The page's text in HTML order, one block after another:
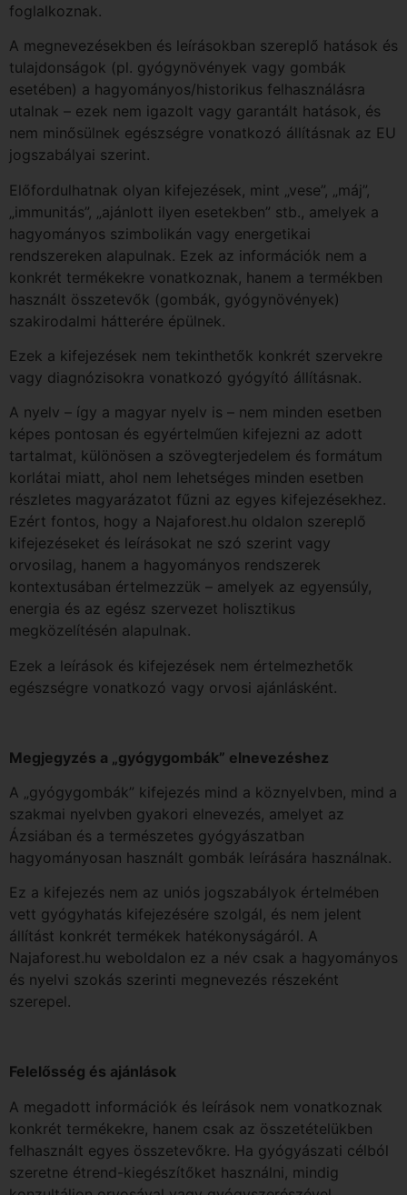
foglalkoznak.
A megnevezésekben és leírásokban szereplő hatások és
tulajdonságok (pl. gyógynövények vagy gombák
esetében) a hagyományos/historikus felhasználásra
utalnak – ezek nem igazolt vagy garantált hatások, és
nem minősülnek egészségre vonatkozó állításnak az EU
jogszabályai szerint.
Előfordulhatnak olyan kifejezések, mint „vese”, „máj”,
„immunitás”, „ajánlott ilyen esetekben” stb., amelyek a
hagyományos szimbolikán vagy energetikai
rendszereken alapulnak. Ezek az információk nem a
konkrét termékekre vonatkoznak, hanem a termékben
használt összetevők (gombák, gyógynövények)
szakirodalmi hátterére épülnek.
Ezek a kifejezések nem tekinthetők konkrét szervekre
vagy diagnózisokra vonatkozó gyógyító állításnak.
A nyelv – így a magyar nyelv is – nem minden esetben
képes pontosan és egyértelműen kifejezni az adott
tartalmat, különösen a szövegterjedelem és formátum
korlátai miatt, ahol nem lehetséges minden esetben
részletes magyarázatot fűzni az egyes kifejezésekhez.
Ezért fontos, hogy a Najaforest.hu oldalon szereplő
kifejezéseket és leírásokat ne szó szerint vagy
orvosilag, hanem a hagyományos rendszerek
kontextusában értelmezzük – amelyek az egyensúly,
energia és az egész szervezet holisztikus
megközelítésén alapulnak.
Ezek a leírások és kifejezések nem értelmezhetők
egészségre vonatkozó vagy orvosi ajánlásként.
Megjegyzés a „gyógygombák” elnevezéshez
A „gyógygombák” kifejezés mind a köznyelvben, mind a
szakmai nyelvben gyakori elnevezés, amelyet az
Ázsiában és a természetes gyógyászatban
hagyományosan használt gombák leírására használnak.
Ez a kifejezés nem az uniós jogszabályok értelmében
vett gyógyhatás kifejezésére szolgál, és nem jelent
állítást konkrét termékek hatékonyságáról. A
Najaforest.hu weboldalon ez a név csak a hagyományos
és nyelvi szokás szerinti megnevezés részeként
szerepel.
Felelősség és ajánlások
A megadott információk és leírások nem vonatkoznak
konkrét termékekre, hanem csak az összetételükben
felhasznált egyes összetevőkre. Ha gyógyászati ​​célból
szeretne étrend-kiegészítőket használni, mindig